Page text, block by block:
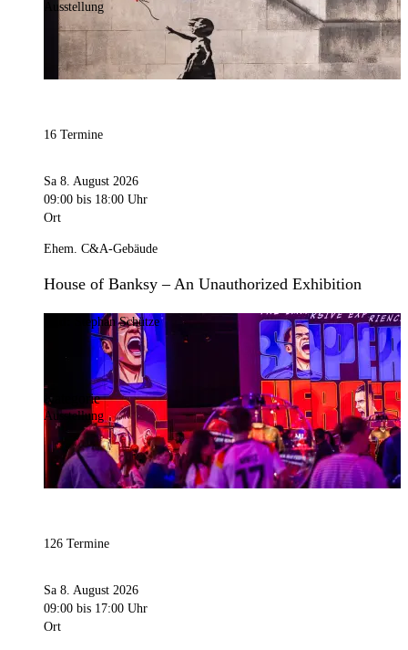
Ausstellung
16 Termine
Sa 8. August 2026
09:00 bis 18:00 Uhr
Ort
Ehem. C&A-Gebäude
House of Banksy – An Unauthorized Exhibition
Stephan Schütze
Kategorie
Ausstellung
126 Termine
Sa 8. August 2026
09:00 bis 17:00 Uhr
Ort